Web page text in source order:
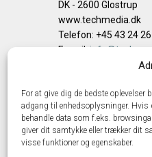
For at give dig de bedste oplevelser
adgang til enhedsoplysninger. Hvis
behandle data som f.eks.
giver dit samtykke eller trækker dit
visse funktioner og egenskaber.
DK - 2600 Glostrup
www.techmedia.dk
Telefon: +45 43 24
E-mail: